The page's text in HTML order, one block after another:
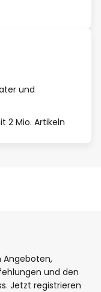
und
2 Mio. Artikeln
Angeboten,
und den
Jetzt registrieren